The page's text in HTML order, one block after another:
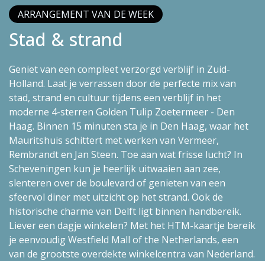
ARRANGEMENT VAN DE WEEK
Stad & strand
Geniet van een compleet verzorgd verblijf in Zuid-
Holland. Laat je verrassen door de perfecte mix van
stad, strand en cultuur tijdens een verblijf in het
moderne 4-sterren Golden Tulip Zoetermeer - Den
Haag. Binnen 15 minuten sta je in Den Haag, waar het
Mauritshuis schittert met werken van Vermeer,
Rembrandt en Jan Steen. Toe aan wat frisse lucht? In
Scheveningen kun je heerlijk uitwaaien aan zee,
slenteren over de boulevard of genieten van een
sfeervol diner met uitzicht op het strand. Ook de
historische charme van Delft ligt binnen handbereik.
Liever een dagje winkelen? Met het HTM-kaartje bereik
je eenvoudig Westfield Mall of the Netherlands, een
van de grootste overdekte winkelcentra van Nederland.